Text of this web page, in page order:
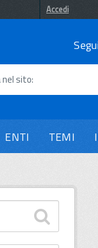
Accedi
nel sito
ENTI TEMI